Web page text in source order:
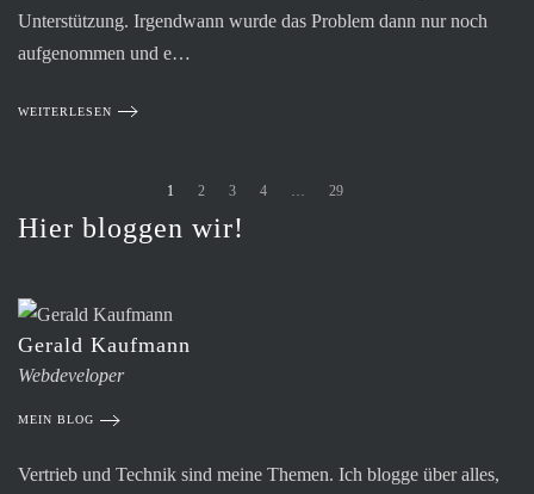
Unterstützung. Irgendwann wurde das Problem dann nur noch
aufgenommen und e…
WEITERLESEN
1 2 3 4 … 29
Hier bloggen wir!
Gerald Kaufmann
Webdeveloper
MEIN BLOG
Vertrieb und Technik sind meine Themen. Ich blogge über alles,